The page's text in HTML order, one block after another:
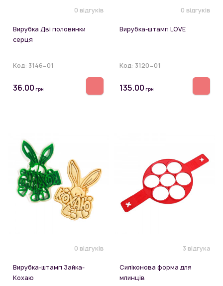
0 відгуків
Вирубка Дві половинки
серця
Код: 3146~01
36.00 грн
0 відгуків
Вирубка-штамп LOVE
Код: 3120~01
135.00 грн
0 відгуків
Вирубка-штамп Зайка-
Кохаю
3 відгука
Силіконова форма для
млинців